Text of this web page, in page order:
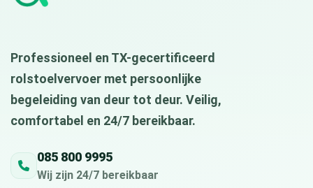
Professioneel en TX-gecertificeerd
rolstoelvervoer met persoonlijke
begeleiding van deur tot deur. Veilig,
comfortabel en 24/7 bereikbaar.
085 800 9995
Wij zijn 24/7 bereikbaar